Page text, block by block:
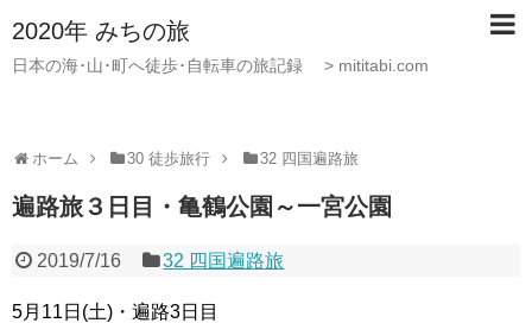
2020年 みちの旅
日本の海･山･町へ徒歩･自転車の旅記録 > mititabi.com
ホーム 30 徒歩旅行 32 四国遍路旅
遍路旅３日目・亀鶴公園～一宮公園
2019/7/16 32 四国遍路旅
5月11日(土)・遍路3日目